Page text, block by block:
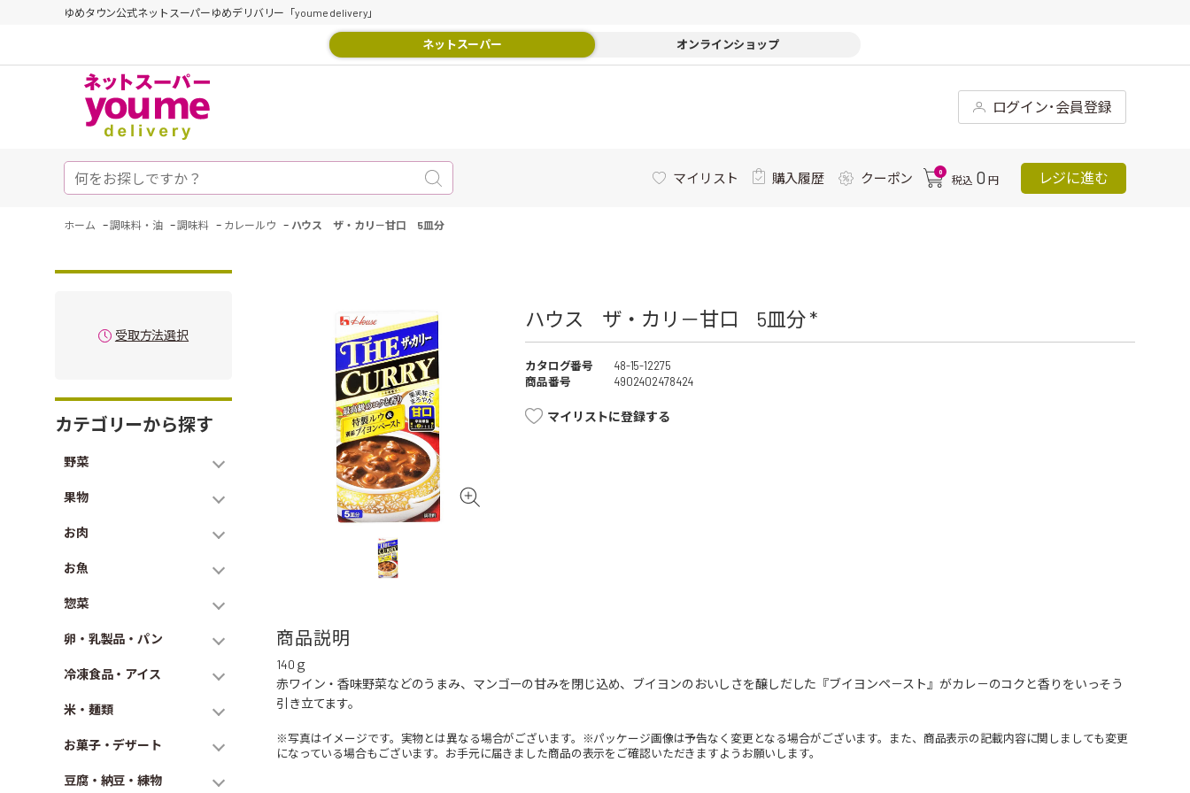
ゆめタウン公式ネットスーパーゆめデリバリー「youme delivery」
ネットスーパー オンラインショップ
ログイン･会員登録
マイリスト 購入履歴 クーポン 0
税込 0 円 レジに進む
ホーム -調味料・油 -調味料 - カレールウ - ハウス ザ・カリ－甘口 5皿分
受取方法選択
カテゴリーから探す
野菜
果物
お肉
お魚
惣菜
卵・乳製品・パン
冷凍食品・アイス
米・麺類
お菓子・デザート
豆腐・納豆・練物
ハウス ザ・カリ－甘口 5皿分 *
カタログ番号
48-15-12275
商品番号
4902402478424
マイリストに登録する
商品説明
140ｇ
赤ワイン・香味野菜などのうまみ、マンゴーの甘みを閉じ込め、ブイヨンのおいしさを醸しだした『ブイヨンペ－スト』がカレ－のコクと香りをいっそう
引き立てます。
※写真はイメージです。実物とは異なる場合がございます。※パッケージ画像は予告なく変更となる場合がございます。また、商品表示の記載内容に関しましても変更
になっている場合もございます。お手元に届きました商品の表示をご確認いただきますようお願いします。